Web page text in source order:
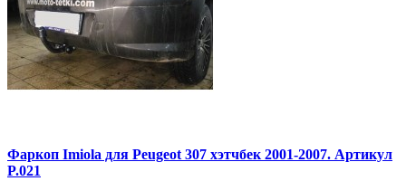
Фаркоп Imiola для Peugeot 307 хэтчбек 2001-2007. Артикул
P.021